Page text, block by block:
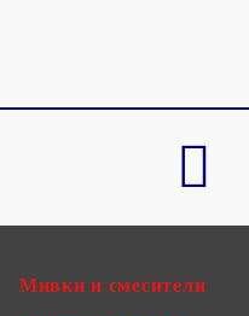
Мивки и смесители